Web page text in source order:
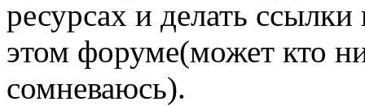
ресурсах и делать
этом форуме(может кто
сомневаюсь).